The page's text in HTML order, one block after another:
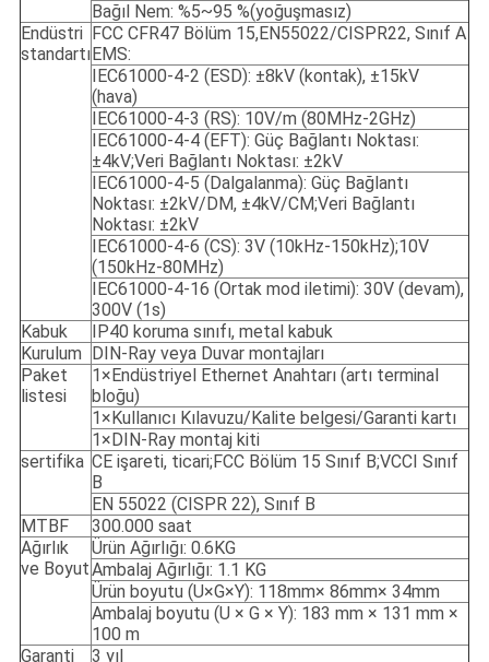
Bağıl Nem: %5~95 %(yoğuşmasız)
Endüstri
standartı
FCC CFR47 Bölüm 15,EN55022/CISPR22, Sınıf A
EMS:
IEC61000-4-2 (ESD): ±8kV (kontak), ±15kV
(hava)
IEC61000-4-3 (RS): 10V/m (80MHz-2GHz)
IEC61000-4-4 (EFT): Güç Bağlantı Noktası:
±4kV;Veri Bağlantı Noktası: ±2kV
IEC61000-4-5 (Dalgalanma): Güç Bağlantı
Noktası: ±2kV/DM, ±4kV/CM;Veri Bağlantı
Noktası: ±2kV
IEC61000-4-6 (CS): 3V (10kHz-150kHz);10V
(150kHz-80MHz)
IEC61000-4-16 (Ortak mod iletimi): 30V (devam),
300V (1s)
Kabuk
IP40 koruma sınıfı, metal kabuk
Kurulum
DIN-Ray veya Duvar montajları
Paket
listesi
1×Endüstriyel Ethernet Anahtarı (artı terminal
bloğu)
1×Kullanıcı Kılavuzu/Kalite belgesi/Garanti kartı
1×DIN-Ray montaj kiti
sertifika CE işareti, ticari;FCC Bölüm 15 Sınıf B;VCCI Sınıf
B
EN 55022 (CISPR 22), Sınıf B
MTBF
300.000 saat
Ağırlık
ve Boyut
Ürün Ağırlığı: 0.6KG
Ambalaj Ağırlığı: 1.1 KG
Ürün boyutu (U×G×Y): 118mm× 86mm× 34mm
Ambalaj boyutu (U × G × Y): 183 mm × 131 mm ×
100 m
Garanti
3 yıl